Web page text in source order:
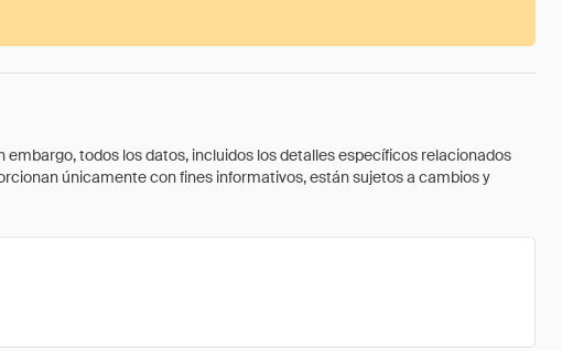
todos los datos, incluidos los detalles específicos relacionados
únicamente con fines informativos, están sujetos a cambios y